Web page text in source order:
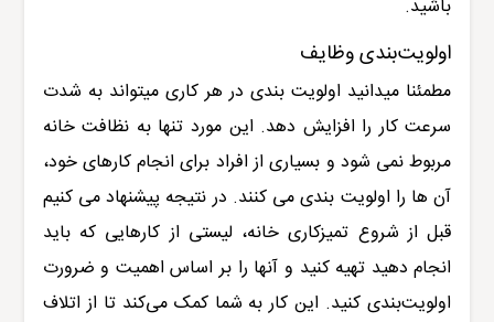
باشید.
اولویت‌بندی وظایف
مطمئنا میدانید اولویت بندی در هر کاری میتواند به شدت
سرعت کار را افزایش دهد. این مورد تنها به نظافت خانه
مربوط نمی شود و بسیاری از افراد برای انجام کارهای خود،
آن ها را اولویت بندی می کنند. در نتیجه پیشنهاد می کنیم
قبل از شروع تمیزکاری خانه، لیستی از کارهایی که باید
انجام دهید تهیه کنید و آنها را بر اساس اهمیت و ضرورت
اولویت‌بندی کنید. این کار به شما کمک می‌کند تا از اتلاف